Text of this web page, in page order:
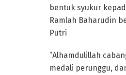
bentuk syukur
Ramlah Baharudin
Putri
”Alhamdulillah
medali perunggu,